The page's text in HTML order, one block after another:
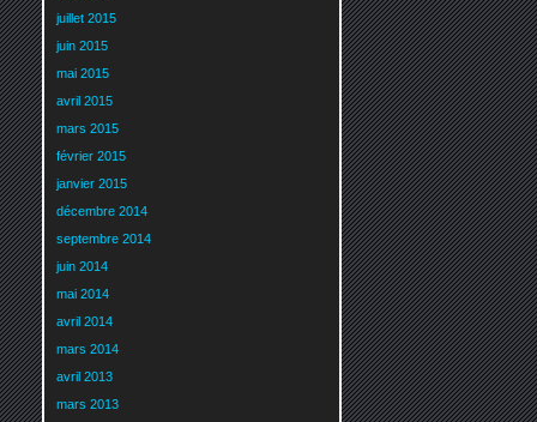
juillet 2015
juin 2015
mai 2015
avril 2015
mars 2015
février 2015
janvier 2015
décembre 2014
septembre 2014
juin 2014
mai 2014
avril 2014
mars 2014
avril 2013
mars 2013